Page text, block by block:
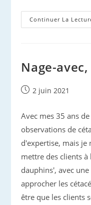
Continuer La
Nage-
Publication
2 juin 2021
Avec mes 35 ans
observations de
d'expertise, mais je
mettre des clients à
dauphins', avec
approcher les
être que les clients